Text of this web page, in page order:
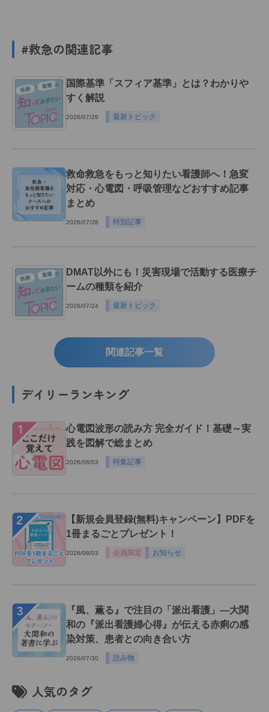
#救急の関連記事
国際基準「スフィア基準」とは？わかりや
すく解説
2026/07/29 最新トピック
救命救急をもっと知りたい看護師へ！急変
対応・心電図・呼吸管理などおすすめ記事
まとめ
2026/07/28 特別記事
DMAT以外にも！災害現場で活動する医療チ
ームの種類を紹介
2026/07/24 最新トピック
関連記事一覧
デイリーランキング
１
心電図波形の読み方 完全ガイド！基礎～実
践を図解で総まとめ
2026/08/03 特集記事
２
【新規会員登録(無料)キャンペーン】PDFを
1冊まるごとプレゼント！
2026/08/03 会員限定 お知らせ
３
『風、薫る』で注目の「派出看護」―大関
和の『派出看護婦心得』が伝える赤痢の感
染対策、患者との向き合い方
2026/07/30 読み物
人気のタグ